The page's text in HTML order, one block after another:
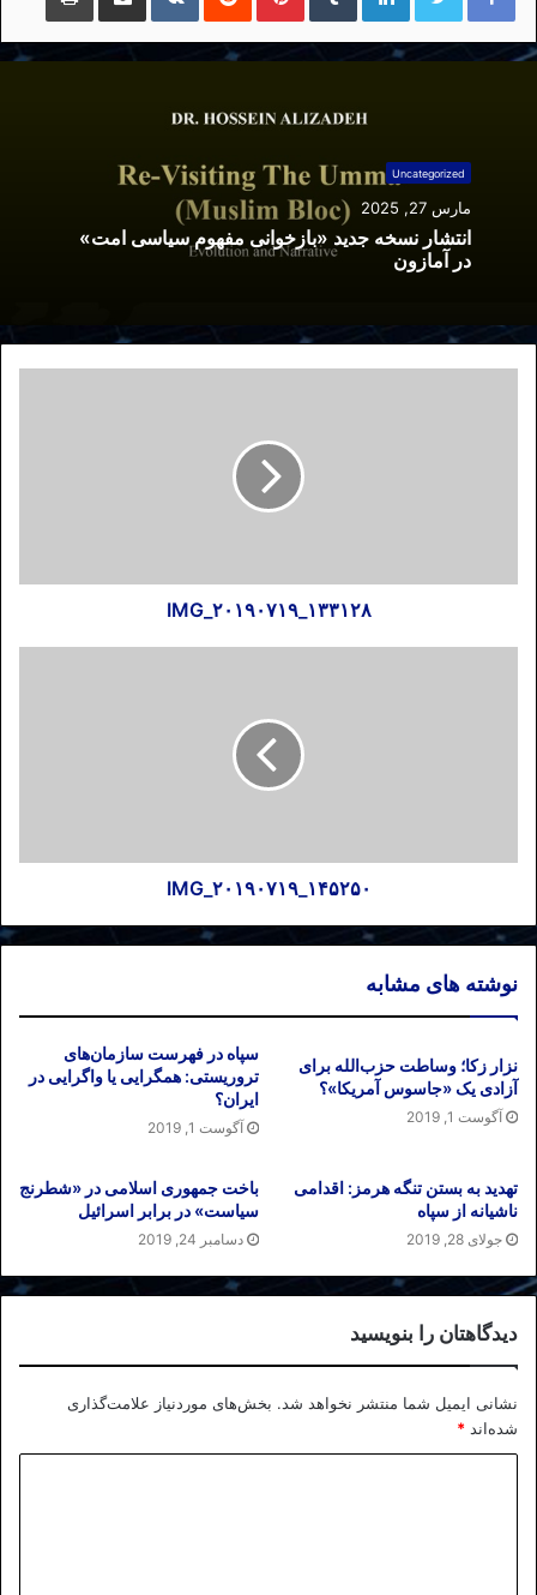
Uncategorized
مارس 27, 2025
انتشار نسخه جدید «بازخوانی مفهوم سیاسی امت»
در آمازون
IMG_۲۰۱۹۰۷۱۹_۱۳۳۱۲۸
IMG_۲۰۱۹۰۷۱۹_۱۴۵۲۵۰
نوشته های مشابه
نزار زکا؛ وساطت حزب‌الله برای
آزادی یک «جاسوس آمریکا»؟
آگوست 1, 2019
سپاه در فهرست سازمان‌های
تروریستی: همگرایی یا واگرایی در
ایران؟
آگوست 1, 2019
تهدید به بستن تنگه هرمز: اقدامی
ناشیانه از سپاه
جولای 28, 2019
باخت جمهوری اسلامی در «شطرنج
سیاست» در برابر اسرائیل
دسامبر 24, 2019
دیدگاهتان را بنویسید
نشانی ایمیل شما منتشر نخواهد شد. بخش‌های موردنیاز علامت‌گذاری
شده‌اند *